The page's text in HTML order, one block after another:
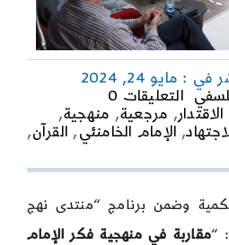
في : مايو 24, 2024
التعليقات 0
on
مقاربة
في
منهجية
فكر
الخامنئيّ(دام
, مرجعية, منهجية,
, الإمام الخامنئي , القرآن,
وضمن برنامج “منتدى نهج
“مقاربة في منهجية فكر الإمام